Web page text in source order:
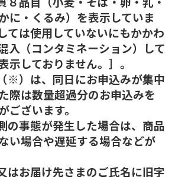
に・くるみ）を表示していま
ては使用していないにもかかわ
入（コンタミネーション）して
示しておりません。］。
※）は、同日にお申込みが集中
際は数量超過分のお申込みを
ございます。
の事態が発生した場合は、商品
い場合や遅延する場合などが
はお届け先さまのご氏名に旧字